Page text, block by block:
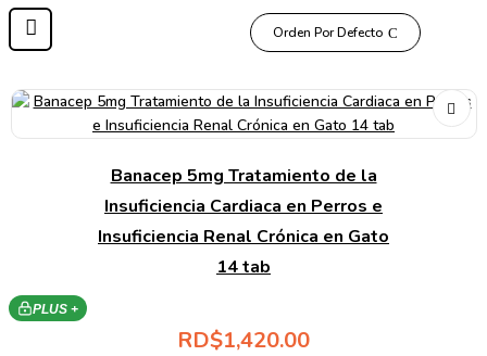
Orden Por Defecto
Banacep 5mg Tratamiento de la
Insuficiencia Cardiaca en Perros e
Insuficiencia Renal Crónica en Gato
14 tab
PLUS +
RD$1,420.00